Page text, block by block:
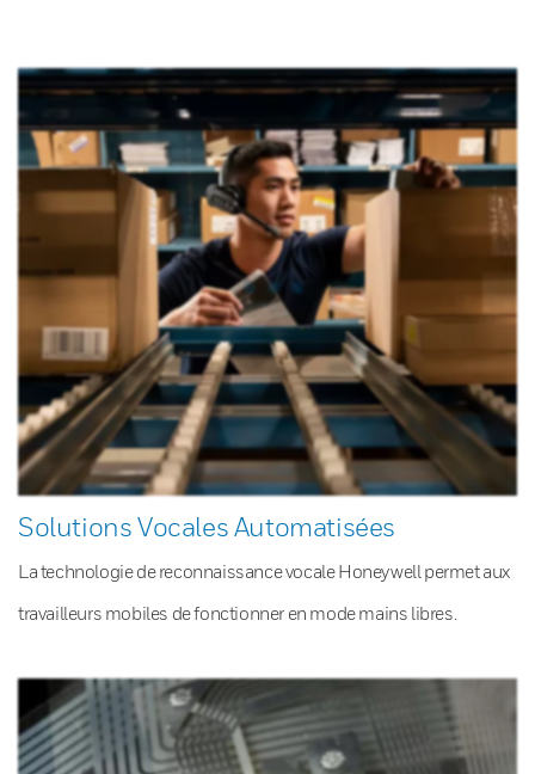
Solutions Vocales Automatisées
La technologie de reconnaissance vocale Honeywell permet aux
travailleurs mobiles de fonctionner en mode mains libres.